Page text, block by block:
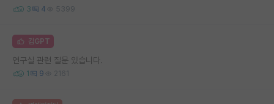
3 4 5399
김GPT
연구실 관련 질문 있습니다.
1 9 2161